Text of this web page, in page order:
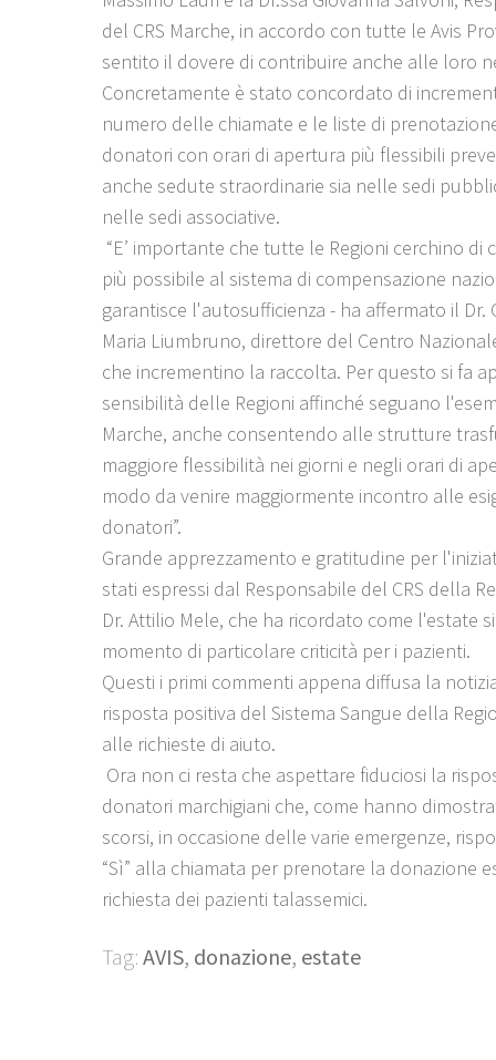
del CRS Marche, in accordo con tutte le Avis
sentito il dovere di contribuire anche alle loro
Concretamente è stato concordato di
numero delle chiamate e le liste di
donatori con orari di apertura più flessibili
anche sedute straordinarie sia nelle sedi
nelle sedi associative.
“E’ importante che tutte le Regioni cerchino di
più possibile al sistema di compensazione
garantisce l'autosufficienza - ha affermato il Dr.
Maria Liumbruno, direttore del Centro
che incrementino la raccolta. Per questo si fa
sensibilità delle Regioni affinché seguano
Marche, anche consentendo alle strutture
maggiore flessibilità nei giorni e negli orari di
modo da venire maggiormente incontro alle
donatori”.
Grande apprezzamento e gratitudine per
stati espressi dal Responsabile del CRS della
Dr. Attilio Mele, che ha ricordato come l'estate
momento di particolare criticità per i pazienti.
Questi i primi commenti appena diffusa la
risposta positiva del Sistema Sangue della
alle richieste di aiuto.
Ora non ci resta che aspettare fiduciosi la
donatori marchigiani che, come hanno
scorsi, in occasione delle varie emergenze,
“Sì” alla chiamata per prenotare la donazione
richiesta dei pazienti talassemici.
Tag: AVIS, donazione, estate